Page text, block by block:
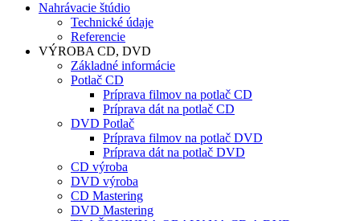
Nahrávacie štúdio
Technické údaje
Referencie
VÝROBA CD, DVD
Základné informácie
Potlač CD
Príprava filmov na potlač CD
Príprava dát na potlač CD
DVD Potlač
Príprava filmov na potlač DVD
Príprava dát na potlač DVD
CD výroba
DVD výroba
CD Mastering
DVD Mastering